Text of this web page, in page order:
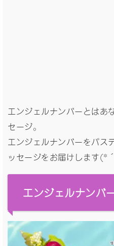
エンジェルナンバーとはあ
セージ。
エンジェルナンバーをパス
ッセージをお届けします
エンジェルナン